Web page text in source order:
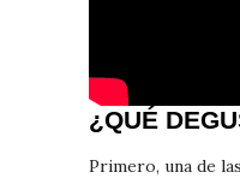
¿QUÉ
Primero, una de